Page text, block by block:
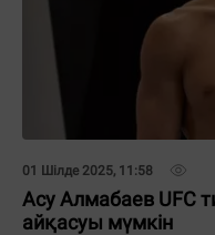
01 Шілде 2025, 11:58
Асу Алмабаев UFC
айқасуы мүмкін